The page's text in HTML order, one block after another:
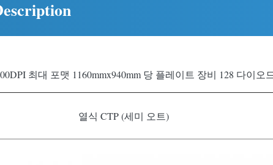
최대 포맷 1160mmx940mm 당 플레이트 장비 128 다이
열식 CTP (세미 오트)